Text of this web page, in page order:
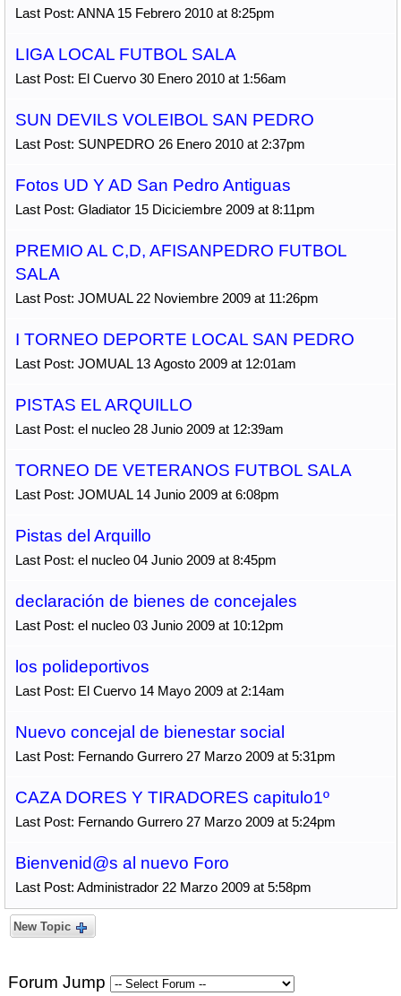
Last Post: ANNA 15 Febrero 2010 at 8:25pm
LIGA LOCAL FUTBOL SALA
Last Post: El Cuervo 30 Enero 2010 at 1:56am
SUN DEVILS VOLEIBOL SAN PEDRO
Last Post: SUNPEDRO 26 Enero 2010 at 2:37pm
Fotos UD Y AD San Pedro Antiguas
Last Post: Gladiator 15 Diciciembre 2009 at 8:11pm
PREMIO AL C,D, AFISANPEDRO FUTBOL
SALA
Last Post: JOMUAL 22 Noviembre 2009 at 11:26pm
I TORNEO DEPORTE LOCAL SAN PEDRO
Last Post: JOMUAL 13 Agosto 2009 at 12:01am
PISTAS EL ARQUILLO
Last Post: el nucleo 28 Junio 2009 at 12:39am
TORNEO DE VETERANOS FUTBOL SALA
Last Post: JOMUAL 14 Junio 2009 at 6:08pm
Pistas del Arquillo
Last Post: el nucleo 04 Junio 2009 at 8:45pm
declaración de bienes de concejales
Last Post: el nucleo 03 Junio 2009 at 10:12pm
los polideportivos
Last Post: El Cuervo 14 Mayo 2009 at 2:14am
Nuevo concejal de bienestar social
Last Post: Fernando Gurrero 27 Marzo 2009 at 5:31pm
CAZA DORES Y TIRADORES capitulo1º
Last Post: Fernando Gurrero 27 Marzo 2009 at 5:24pm
Bienvenid@s al nuevo Foro
Last Post: Administrador 22 Marzo 2009 at 5:58pm
New Topic
Forum Jump